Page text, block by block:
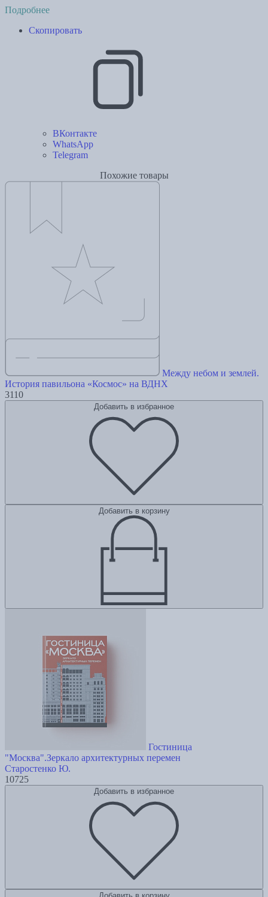
Подробнее
Скопировать
ВКонтакте
WhatsApp
Telegram
Похожие товары
Между небом и землей.
История павильона «Космос» на ВДНХ
3110
Добавить в избранное
Добавить в корзину
Гостиница
"Москва".Зеркало архитектурных перемен
Старостенко Ю.
10725
Добавить в избранное